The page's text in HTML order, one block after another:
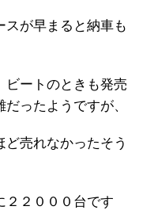
スが早まると納車も
ートのときも発売
ったようですが、
売れなかったそう
２２０００台です